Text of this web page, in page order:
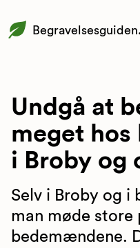
Undgå at
meget hos
i Broby og
Selv i Broby og i
man møde store
bedemændene.